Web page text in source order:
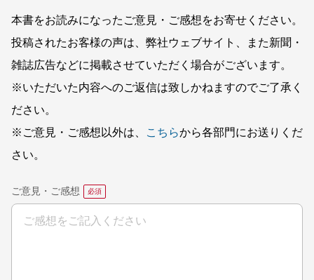
本書をお読みになったご意見・ご感想をお寄せください。
投稿されたお客様の声は、弊社ウェブサイト、また新聞・
雑誌広告などに掲載させていただく場合がございます。
※いただいた内容へのご返信は致しかねますのでご了承く
ださい。
※ご意見・ご感想以外は、
こちらから各部門にお送りくだ
さい。
ご意見・ご感想